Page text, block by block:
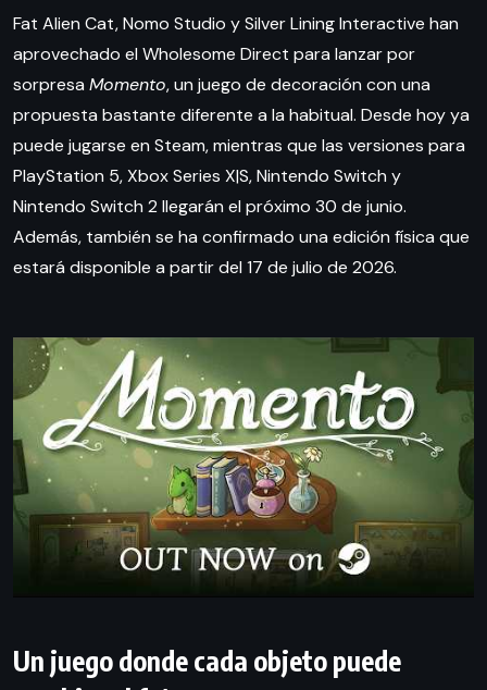
Fat Alien Cat, Nomo Studio y Silver Lining Interactive han
aprovechado el Wholesome Direct para lanzar por
sorpresa Momento, un juego de decoración con una
propuesta bastante diferente a la habitual. Desde hoy ya
puede jugarse en Steam, mientras que las versiones para
PlayStation 5, Xbox Series X|S, Nintendo Switch y
Nintendo Switch 2 llegarán el próximo 30 de junio.
Además, también se ha confirmado una edición física que
estará disponible a partir del 17 de julio de 2026.
Un juego donde cada objeto puede